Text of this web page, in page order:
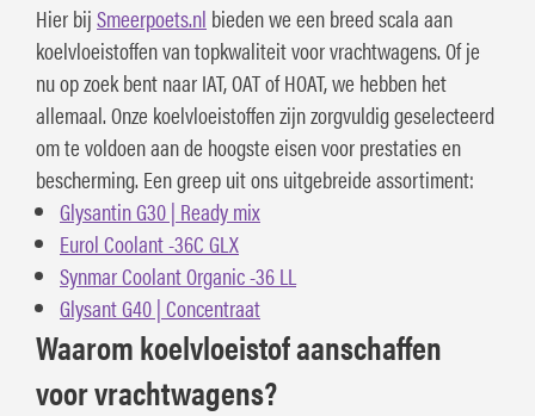
Hier bijSmeerpoets.nl bieden we een breed scala aan
koelvloeistoffen van topkwaliteit voor vrachtwagens. Of je
nu op zoek bent naar IAT, OAT of HOAT, we hebben het
allemaal. Onze koelvloeistoffen zijn zorgvuldig geselecteerd
om te voldoen aan de hoogste eisen voor prestaties en
bescherming. Een greep uit ons uitgebreide assortiment:
Glysantin G30 | Ready mix
Eurol Coolant -36C GLX
Synmar Coolant Organic -36 LL
Glysant G40 | Concentraat
Waarom koelvloeistof aanschaffen
voor vrachtwagens?